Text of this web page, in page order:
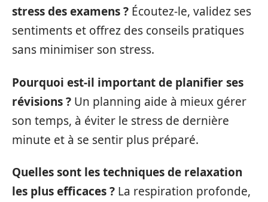
stress des examens ? Écoutez-le, validez ses
sentiments et offrez des conseils pratiques
sans minimiser son stress.
Pourquoi est-il important de planifier ses
révisions ? Un planning aide à mieux gérer
son temps, à éviter le stress de dernière
minute et à se sentir plus préparé.
Quelles sont les techniques de relaxation
les plus efficaces ? La respiration profonde,